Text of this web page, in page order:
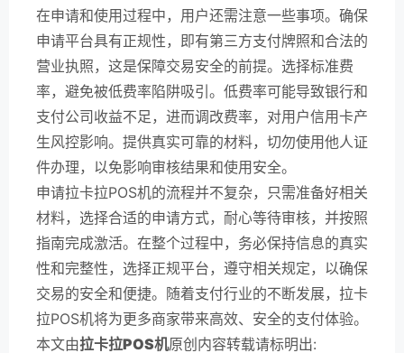
在申请和使用过程中，用户还需注意一些事项。确保
申请平台具有正规性，即有第三方支付牌照和合法的
营业执照，这是保障交易安全的前提。选择标准费
率，避免被低费率陷阱吸引。低费率可能导致银行和
支付公司收益不足，进而调改费率，对用户信用卡产
生风控影响。提供真实可靠的材料，切勿使用他人证
件办理，以免影响审核结果和使用安全。
申请拉卡拉POS机的流程并不复杂，只需准备好相关
材料，选择合适的申请方式，耐心等待审核，并按照
指南完成激活。在整个过程中，务必保持信息的真实
性和完整性，选择正规平台，遵守相关规定，以确保
交易的安全和便捷。随着支付行业的不断发展，拉卡
拉POS机将为更多商家带来高效、安全的支付体验。
本文由拉卡拉POS机原创内容转载请标明出: